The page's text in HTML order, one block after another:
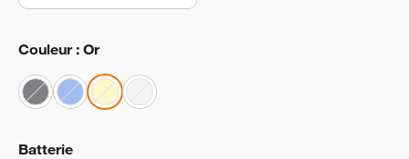
Couleur : Or
Batterie